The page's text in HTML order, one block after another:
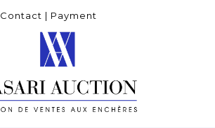
Contact | Payment